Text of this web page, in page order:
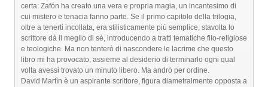
certa: Zafón ha creato una vera e propria magia, un incantesimo di
cui mistero e tenacia fanno parte. Se il primo capitolo della trilogia,
oltre a tenerti incollata, era stilisticamente più semplice, stavolta lo
scrittore dà il meglio di sè, introducendo a tratti tematiche filo-religiose
e teologiche. Ma non tenterò di nascondere le lacrime che questo
libro mi ha provocato, assieme al desiderio di terminarlo ogni qual
volta avessi trovato un minuto libero. Ma andrò per ordine.
David Martìn è un aspirante scrittore, figura diametralmente opposta a